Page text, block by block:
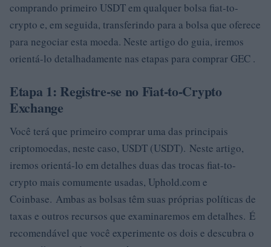
comprando primeiro USDT em qualquer bolsa fiat-to-
crypto e, em seguida, transferindo para a bolsa que oferece
para negociar esta moeda. Neste artigo do guia, iremos
orientá-lo detalhadamente nas etapas para comprar GEC .
Etapa 1: Registre-se no Fiat-to-Crypto
Exchange
Você terá que primeiro comprar uma das principais
criptomoedas, neste caso, USDT (USDT). Neste artigo,
iremos orientá-lo em detalhes duas das trocas fiat-to-
crypto mais comumente usadas, Uphold.com e
Coinbase. Ambas as bolsas têm suas próprias políticas de
taxas e outros recursos que examinaremos em detalhes. É
recomendável que você experimente os dois e descubra o